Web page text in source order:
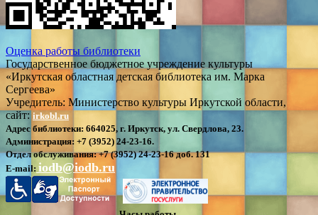
Оценка работы библиотеки
Государственное бюджетное учреждение культуры
«Иркутская областная детская библиотека им. Марка
Сергеева»
Учредитель: Министерство культуры Иркутской области,
сайт: irkobl.ru
Адрес библиотеки: 664025, г. Иркутск, ул. Свердлова, 23.
Администрация: +7 (3952) 24-23-16.
Отдел обслуживания:+7 (3952) 24-23-16 доб. 131
E-mail: iodb@iodb.ru